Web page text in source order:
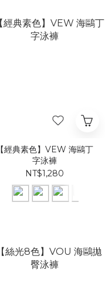
【經典素色】VEW 海鷗丁
字泳褲
NT$1,280